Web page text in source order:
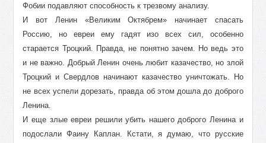
Фобии подавляют способность к трезвому анализу.
И вот Ленин «Великим Октябрем» начинает спасать
Россию, но евреи ему гадят изо всех сил, особенно
старается Троцкий. Правда, не понятно зачем. Но ведь это
и не важно. Добрый Ленин очень любит казачество, но злой
Троцкий и Свердлов начинают казачество уничтожать. Но
не всех успели дорезать, правда об этом дошла до доброго
Ленина.
И еще злые евреи решили убить нашего доброго Ленина и
подослали Фаину Каплан. Кстати, я думаю, что русские